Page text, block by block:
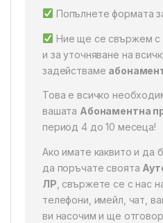
Попълнете формата
Ние ще се свържем с
и за уточняване на
задействаме
Това е всичко
вашата Абонаментна
период 4 до 10 месеца!
Ако имате каквито и да
да поръчате своята
ЛР , свържете се с нас
телефони, имейл, чат,
ви насочим и ще